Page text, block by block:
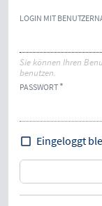
LOGIN MIT
Sie können Ihren
benutzen.
PASSWORT
Eingeloggt